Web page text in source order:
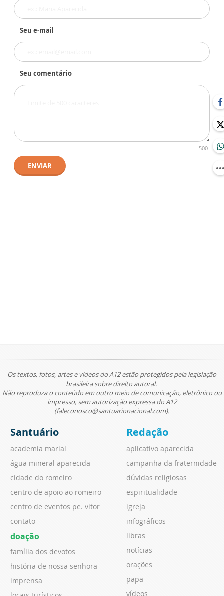
Seu e-mail
Seu comentário
500
ENVIAR
Os textos, fotos, artes e vídeos do A12 estão protegidos pela legislação
brasileira sobre direito autoral.
Não reproduza o conteúdo em outro meio de comunicação, eletrônico ou
impresso, sem autorização expressa do A12
(faleconosco@santuarionacional.com).
Santuário
academia marial
água mineral aparecida
cidade do romeiro
centro de apoio ao romeiro
centro de eventos pe. vitor
contato
doação
família dos devotos
história de nossa senhora
imprensa
Redação
aplicativo aparecida
campanha da fraternidade
dúvidas religiosas
espiritualidade
igreja
infográficos
libras
notícias
orações
papa
vídeos